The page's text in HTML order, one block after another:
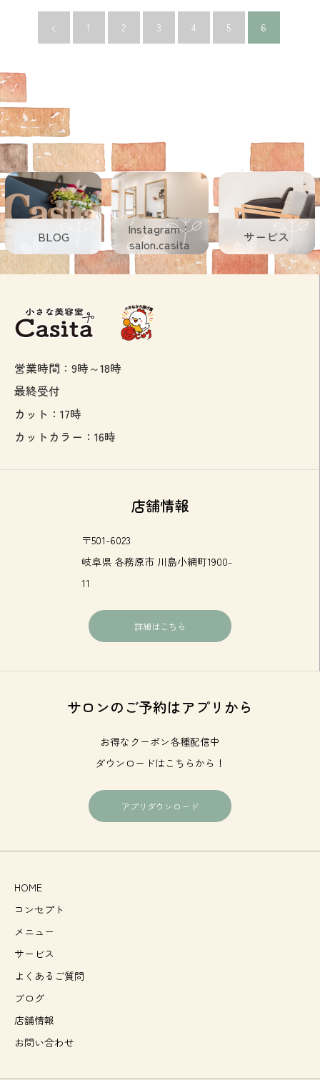
橋の方に
少し進ん
ん）の横
を通って
突き当た
りのT字
を右折…
1 2 3 4 5 6
BLOG
Instagram：
salon.casita
サービス
営業時間：9時～18時
最終受付
カット：17時
カットカラー：16時
店舗情報
〒501-6023
岐阜県 各務原市 川島小網町1900-
11
詳細はこちら
サロンのご予約はアプリから
お得なクーポン各種配信中
ダウンロードはこちらから！
アプリダウンロード
HOME
コンセプト
メニュー
サービス
よくあるご質問
ブログ
店舗情報
お問い合わせ